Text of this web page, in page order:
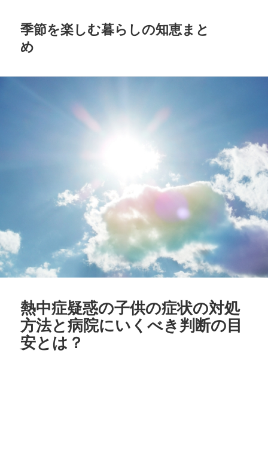
季節を楽しむ暮らしの知恵まと
め
熱中症疑惑の子供の症状の対処
方法と病院にいくべき判断の目
安とは？